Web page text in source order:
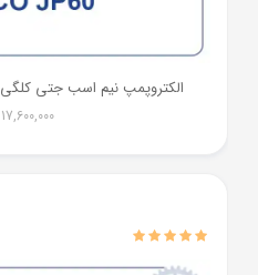
الکتروپمپ نیم اسب جتی کلگی PVC آبکو مدل ABCO JP60
17,600,000